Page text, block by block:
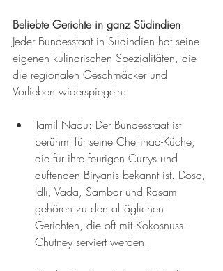
Beliebte Gerichte in ganz Südindien
Jeder Bundesstaat in Südindien hat seine
eigenen kulinarischen Spezialitäten, die
die regionalen Geschmäcker und
Vorlieben widerspiegeln:
Tamil Nadu: Der Bundesstaat ist
berühmt für seine Chettinad-Küche,
die für ihre feurigen Currys und
duftenden Biryanis bekannt ist. Dosa,
Idli, Vada, Sambar und Rasam
gehören zu den alltäglichen
Gerichten, die oft mit Kokosnuss-
Chutney serviert werden.